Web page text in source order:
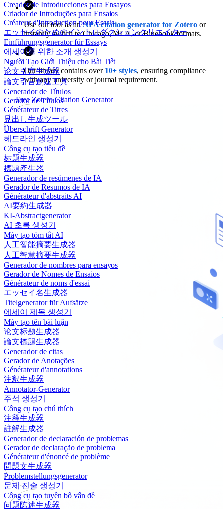
Creador de Introducciones para Ensayos
Criador de Introduções para Ensaios
Créateur d'Introduction pour Essais
エッセイのためのイントロダクションクリエイター
Einführungsgenerator für Essays
에세이를 위한 소개 생성기
Người Tạo Giới Thiệu cho Bài Tiết
论文引言生成器
論文引言創建工具
Generador de Títulos
Gerador de Títulos
Générateur de Titres
見出し生成ツール
Überschrift Generator
헤드라인 생성기
Công cụ tạo tiêu đề
标题生成器
標題產生器
Generador de resúmenes de IA
Gerador de Resumos de IA
Générateur d'abstraits AI
AI要約生成器
KI-Abstractgenerator
AI 초록 생성기
Máy tạo tóm tắt AI
人工智能摘要生成器
人工智慧摘要生成器
Generador de nombres para ensayos
Gerador de Nomes de Ensaios
Générateur de noms d'essai
エッセイ名生成器
Titelgenerator für Aufsätze
에세이 제목 생성기
Máy tạo tên bài luận
论文标题生成器
論文標題生成器
Generador de citas
Gerador de Anotações
Générateur d'annotations
注釈生成器
Annotator-Generator
주석 생성기
Công cụ tạo chú thích
注释生成器
註解生成器
Generador de declaración de problemas
Gerador de declaração de problema
Générateur d'énoncé de problème
問題文生成器
Problemstellungsgenerator
문제 진술 생성기
Công cụ tạo tuyên bố vấn đề
问题陈述生成器
Use our tool as anAPA citation generator for Zotero or
instantly switch to Chicago, MLA, or Bluebook formats.
Our library contains over 10+ styles, ensuring compliance
with any university or journal requirement.
Free Zotero Citation Generator